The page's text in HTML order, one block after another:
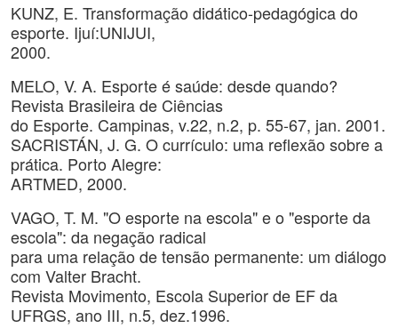
KUNZ, E. Transformação didático-pedagógica do
esporte. Ijuí:UNIJUI,
2000.
MELO, V. A. Esporte é saúde: desde quando?
Revista Brasileira de Ciências
do Esporte. Campinas, v.22, n.2, p. 55-67, jan. 2001.
SACRISTÁN, J. G. O currículo: uma reflexão sobre a
prática. Porto Alegre:
ARTMED, 2000.
VAGO, T. M. "O esporte na escola" e o "esporte da
escola": da negação radical
para uma relação de tensão permanente: um diálogo
com Valter Bracht.
Revista Movimento, Escola Superior de EF da
UFRGS, ano III, n.5, dez.1996.